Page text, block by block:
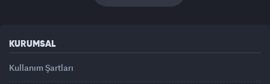
KURUMSAL
Kullanım Şartları